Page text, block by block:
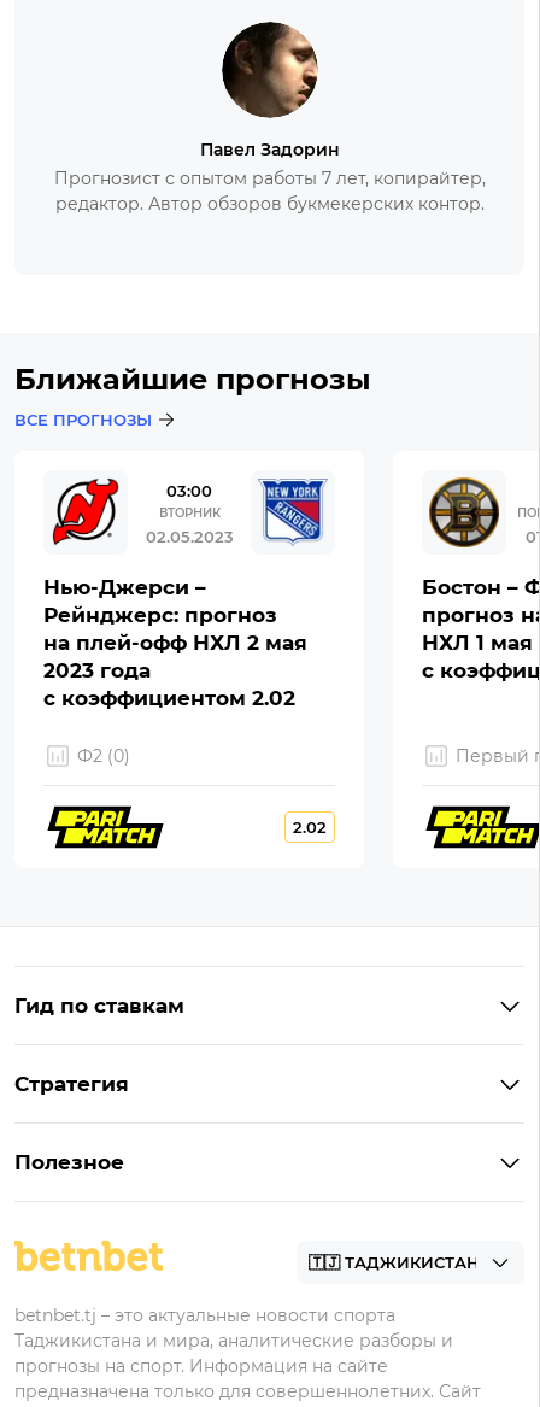
Павел Задорин
Прогнозист с опытом работы 7 лет, копирайтер,
редактор. Автор обзоров букмекерских контор.
Ближайшие прогнозы
ВСЕ ПРОГНОЗЫ
03:00
ВТОРНИК
02.05.2023
Нью-Джерси –
Рейнджерс: прогноз
на плей-офф НХЛ 2 мая
2023 года
с коэффициентом 2.02
Ф2 (0)
2.02
Бостон –
прогноз
НХЛ 1 мая
с
Первый
Гид по ставкам
Что значит «чет» и «нечет»
Стратегия
Полезное
Академия
betnbet.tj – это актуальные новости спорта
Таджикистана и мира, аналитические разборы и
прогнозы на спорт. Информация на сайте
предназначена только для совершеннолетних. Сайт